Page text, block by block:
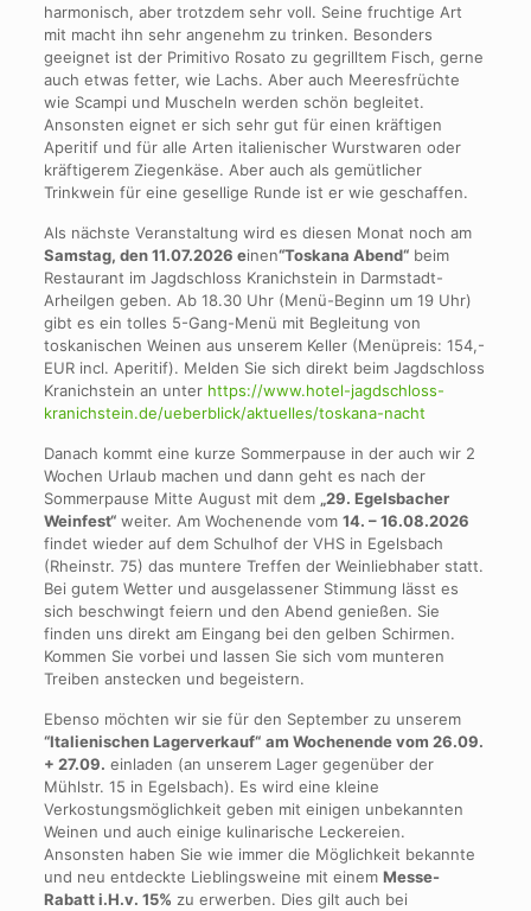
harmonisch, aber trotzdem sehr voll. Seine fruchtige Art
mit macht ihn sehr angenehm zu trinken. Besonders
geeignet ist der Primitivo Rosato zu gegrilltem Fisch, gerne
auch etwas fetter, wie Lachs. Aber auch Meeresfrüchte
wie Scampi und Muscheln werden schön begleitet.
Ansonsten eignet er sich sehr gut für einen kräftigen
Aperitif und für alle Arten italienischer Wurstwaren oder
kräftigerem Ziegenkäse. Aber auch als gemütlicher
Trinkwein für eine gesellige Runde ist er wie geschaffen.
Als nächste Veranstaltung wird es diesen Monat noch am
Samstag, den 11.07.2026 einen“Toskana Abend“beim
Restaurant im Jagdschloss Kranichstein in Darmstadt-
Arheilgen geben. Ab 18.30 Uhr (Menü-Beginn um 19 Uhr)
gibt es ein tolles 5-Gang-Menü mit Begleitung von
toskanischen Weinen aus unserem Keller (Menüpreis: 154,-
EUR incl. Aperitif). Melden Sie sich direkt beim Jagdschloss
Kranichstein an unter https://www.hotel-jagdschloss-
kranichstein.de/ueberblick/aktuelles/toskana-nacht
Danach kommt eine kurze Sommerpause in der auch wir 2
Wochen Urlaub machen und dann geht es nach der
Sommerpause Mitte August mit dem „29. Egelsbacher
Weinfest“weiter. Am Wochenende vom 14. – 16.08.2026
findet wieder auf dem Schulhof der VHS in Egelsbach
(Rheinstr. 75) das muntere Treffen der Weinliebhaber statt.
Bei gutem Wetter und ausgelassener Stimmung lässt es
sich beschwingt feiern und den Abend genießen. Sie
finden uns direkt am Eingang bei den gelben Schirmen.
Kommen Sie vorbei und lassen Sie sich vom munteren
Treiben anstecken und begeistern.
Ebenso möchten wir sie für den September zu unserem
“Italienischen Lagerverkauf“ am Wochenende vom 26.09.
+ 27.09. einladen (an unserem Lager gegenüber der
Mühlstr. 15 in Egelsbach). Es wird eine kleine
Verkostungsmöglichkeit geben mit einigen unbekannten
Weinen und auch einige kulinarische Leckereien.
Ansonsten haben Sie wie immer die Möglichkeit bekannte
und neu entdeckte Lieblingsweine mit einem Messe-
Rabatt i.H.v. 15% zu erwerben. Dies gilt auch bei